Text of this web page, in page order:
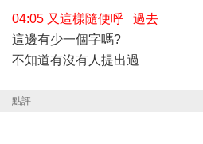
04:05 又這樣隨便呼 過去
這邊有少一個字嗎?
不知道有沒有人提出過
點評